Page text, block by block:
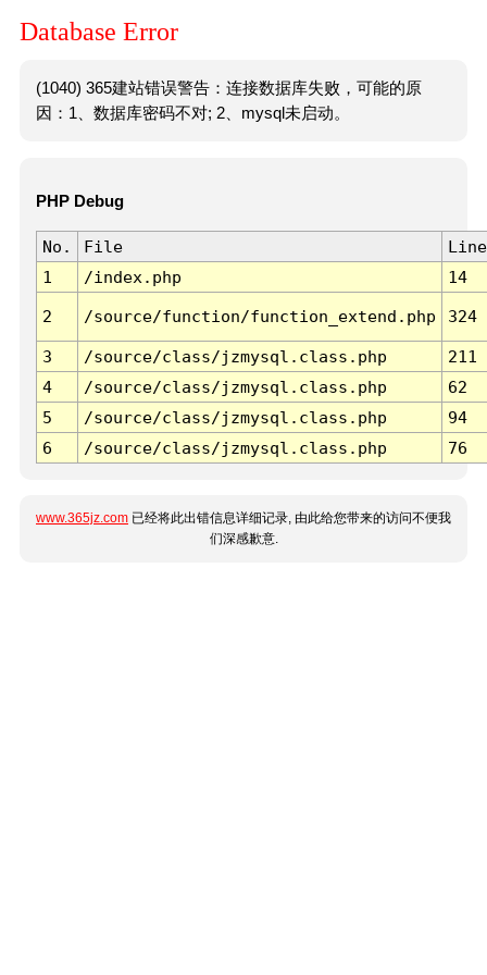
Database Error
(1040) 365建站错误警告：连接数据库失败，可能的原
因：1、数据库密码不对; 2、mysql未启动。
PHP Debug
No. File
Line
1
/index.php 14
2 /source/function/function_extend.php 324
3 /source/class/jzmysql.class.php
211
4
/source/class/jzmysql.class.php
62
5
/source/class/jzmysql.class.php
94
6
/source/class/jzmysql.class.php 76
www.365jz.com 已经将此出错信息详细记录, 由此给您带来的访问不便我
们深感歉意.